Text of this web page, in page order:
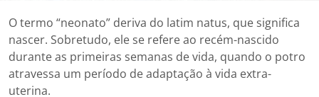
O termo “neonato” deriva do latim natus, que significa
nascer. Sobretudo, ele se refere ao recém-nascido
durante as primeiras semanas de vida, quando o potro
atravessa um período de adaptação à vida extra-
uterina.